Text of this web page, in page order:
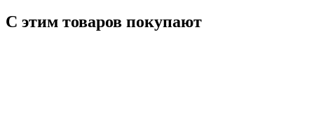
С этим товаров покупают